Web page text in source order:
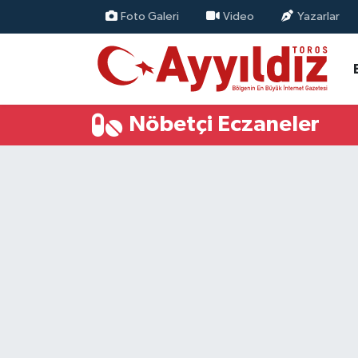
Foto Galeri Video Yazarlar
Nöbetçi Eczaneler